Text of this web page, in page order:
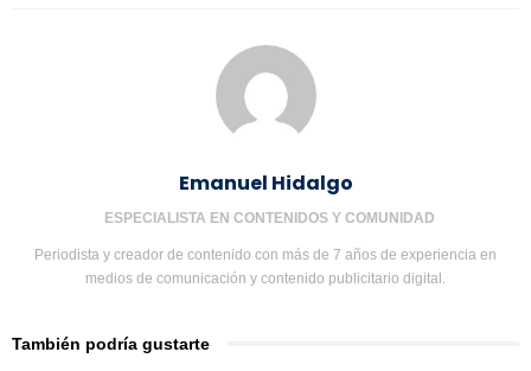
Emanuel Hidalgo
ESPECIALISTA EN CONTENIDOS Y COMUNIDAD
Periodista y creador de contenido con más de 7 años de experiencia en
medios de comunicación y contenido publicitario digital.
También podría gustarte